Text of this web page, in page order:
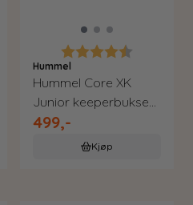
Karakter:
Hummel
Hummel Core XK
Junior keeperbukse
håndball
499,-
Kjøp